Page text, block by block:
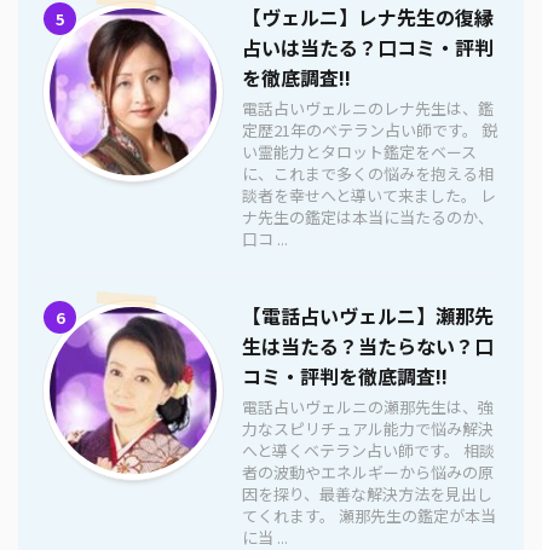
5
【ヴェルニ】レナ先生の復縁
占いは当たる？口コミ・評判
を徹底調査!!
電話占いヴェルニのレナ先生は、鑑
定歴21年のベテラン占い師です。 鋭
い霊能力とタロット鑑定をベース
に、これまで多くの悩みを抱える相
談者を幸せへと導いて来ました。 レ
ナ先生の鑑定は本当に当たるのか、
口コ ...
6
【電話占いヴェルニ】瀬那先
生は当たる？当たらない？口
コミ・評判を徹底調査!!
電話占いヴェルニの瀬那先生は、強
力なスピリチュアル能力で悩み解決
へと導くベテラン占い師です。 相談
者の波動やエネルギーから悩みの原
因を探り、最善な解決方法を見出し
てくれます。 瀬那先生の鑑定が本当
に当 ...